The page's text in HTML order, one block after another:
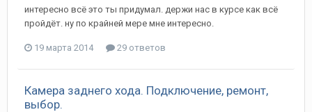
интересно всё это ты придумал. держи нас в курсе как всё
пройдёт. ну по крайней мере мне интересно.
19 марта 2014 29 ответов
Камера заднего хода. Подключение, ремонт,
выбор.